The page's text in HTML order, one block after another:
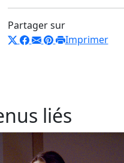
Partager sur
Imprimer
liés